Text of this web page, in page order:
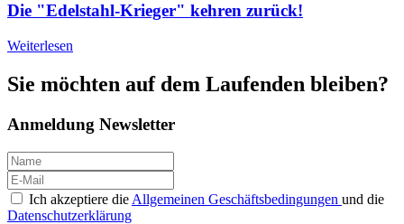
Die "Edelstahl-Krieger" kehren zurück!
Weiterlesen
Sie möchten auf dem Laufenden bleiben?
Anmeldung Newsletter
Ich akzeptiere die Allgemeinen Geschäftsbedingungen und die
Datenschutzerklärung